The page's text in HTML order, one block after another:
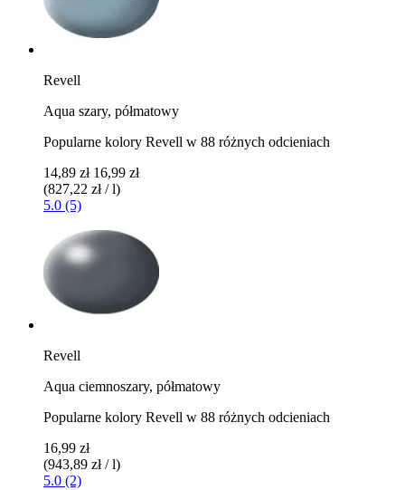
Revell
Aqua szary, półmatowy
Popularne kolory Revell w 88 różnych odcieniach
14,89 zł 16,99 zł
(827,22 zł / l)
5.0 (5)
Revell
Aqua ciemnoszary, półmatowy
Popularne kolory Revell w 88 różnych odcieniach
16,99 zł
(943,89 zł / l)
5.0 (2)